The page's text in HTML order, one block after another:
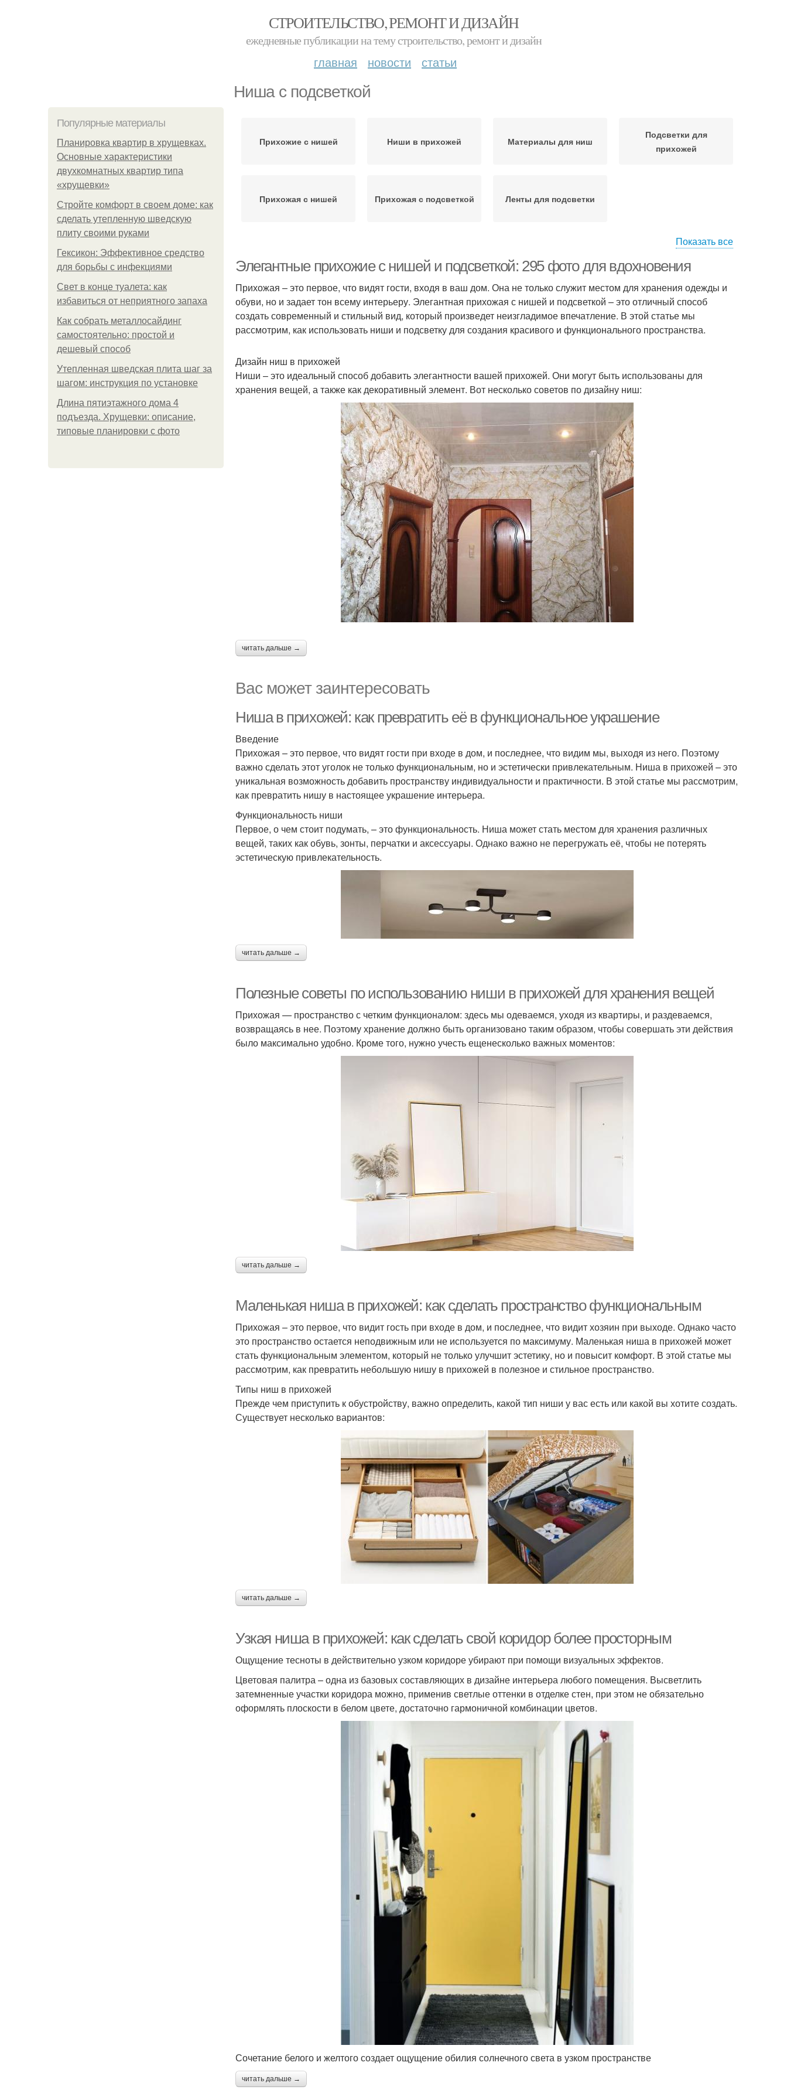
СТРОИТЕЛЬСТВО, РЕМОНТ И ДИЗАЙН
ежедневные публикации на тему строительство, ремонт и дизайн
главная новости статьи
Ниша с подсветкой
Популярные материалы
Планировка квартир в хрущевках.
Основные характеристики
двухкомнатных квартир типа
«хрущевки»
Стройте комфорт в своем доме: как
сделать утепленную шведскую
плиту своими руками
Гексикон: Эффективное средство
для борьбы с инфекциями
Свет в конце туалета: как
избавиться от неприятного запаха
Как собрать металлосайдинг
самостоятельно: простой и
дешевый способ
Утепленная шведская плита шаг за
шагом: инструкция по установке
Длина пятиэтажного дома 4
подъезда. Хрущевки: описание,
типовые планировки с фото
Прихожие с нишей Ниши в прихожей Материалы для ниш
Подсветки для
прихожей
Прихожая с нишей Прихожая с подсветкой Ленты для подсветки
Показать все
Элегантные прихожие с нишей и подсветкой: 295 фото для вдохновения
Прихожая – это первое, что видят гости, входя в ваш дом. Она не только служит местом для хранения одежды и
обуви, но и задает тон всему интерьеру. Элегантная прихожая с нишей и подсветкой – это отличный способ
создать современный и стильный вид, который произведет неизгладимое впечатление. В этой статье мы
рассмотрим, как использовать ниши и подсветку для создания красивого и функционального пространства.
Дизайн ниш в прихожей
Ниши – это идеальный способ добавить элегантности вашей прихожей. Они могут быть использованы для
хранения вещей, а также как декоративный элемент. Вот несколько советов по дизайну ниш:
читать дальше →
Вас может заинтересовать
Ниша в прихожей: как превратить её в функциональное украшение
Введение
Прихожая – это первое, что видят гости при входе в дом, и последнее, что видим мы, выходя из него. Поэтому
важно сделать этот уголок не только функциональным, но и эстетически привлекательным. Ниша в прихожей – это
уникальная возможность добавить пространству индивидуальности и практичности. В этой статье мы рассмотрим,
как превратить нишу в настоящее украшение интерьера.
Функциональность ниши
Первое, о чем стоит подумать, – это функциональность. Ниша может стать местом для хранения различных
вещей, таких как обувь, зонты, перчатки и аксессуары. Однако важно не перегружать её, чтобы не потерять
эстетическую привлекательность.
читать дальше →
Полезные советы по использованию ниши в прихожей для хранения вещей
Прихожая — пространство с четким функционалом: здесь мы одеваемся, уходя из квартиры, и раздеваемся,
возвращаясь в нее. Поэтому хранение должно быть организовано таким образом, чтобы совершать эти действия
было максимально удобно. Кроме того, нужно учесть ещенесколько важных моментов:
читать дальше →
Маленькая ниша в прихожей: как сделать пространство функциональным
Прихожая – это первое, что видит гость при входе в дом, и последнее, что видит хозяин при выходе. Однако часто
это пространство остается неподвижным или не используется по максимуму. Маленькая ниша в прихожей может
стать функциональным элементом, который не только улучшит эстетику, но и повысит комфорт. В этой статье мы
рассмотрим, как превратить небольшую нишу в прихожей в полезное и стильное пространство.
Типы ниш в прихожей
Прежде чем приступить к обустройству, важно определить, какой тип ниши у вас есть или какой вы хотите создать.
Существует несколько вариантов:
читать дальше →
Узкая ниша в прихожей: как сделать свой коридор более просторным
Ощущение тесноты в действительно узком коридоре убирают при помощи визуальных эффектов.
Цветовая палитра – одна из базовых составляющих в дизайне интерьера любого помещения. Высветлить
затемненные участки коридора можно, применив светлые оттенки в отделке стен, при этом не обязательно
оформлять плоскости в белом цвете, достаточно гармоничной комбинации цветов.
Сочетание белого и желтого создает ощущение обилия солнечного света в узком пространстве
читать дальше →